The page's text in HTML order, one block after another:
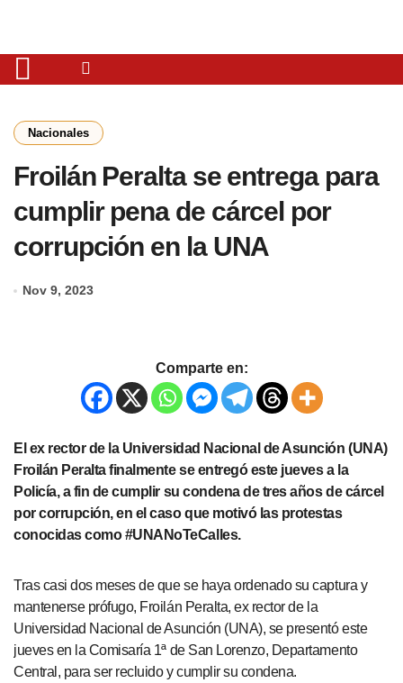
Nacionales
Froilán Peralta se entrega para
cumplir pena de cárcel por
corrupción en la UNA
Nov 9, 2023
Comparte en:
El ex rector de la Universidad Nacional de Asunción (UNA)
Froilán Peralta finalmente se entregó este jueves a la
Policía, a fin de cumplir su condena de tres años de cárcel
por corrupción, en el caso que motivó las protestas
conocidas como #UNANoTeCalles.
Tras casi dos meses de que se haya ordenado su captura y
mantenerse prófugo, Froilán Peralta, ex rector de la
Universidad Nacional de Asunción (UNA), se presentó este
jueves en la Comisaría 1ª de San Lorenzo, Departamento
Central, para ser recluido y cumplir su condena.